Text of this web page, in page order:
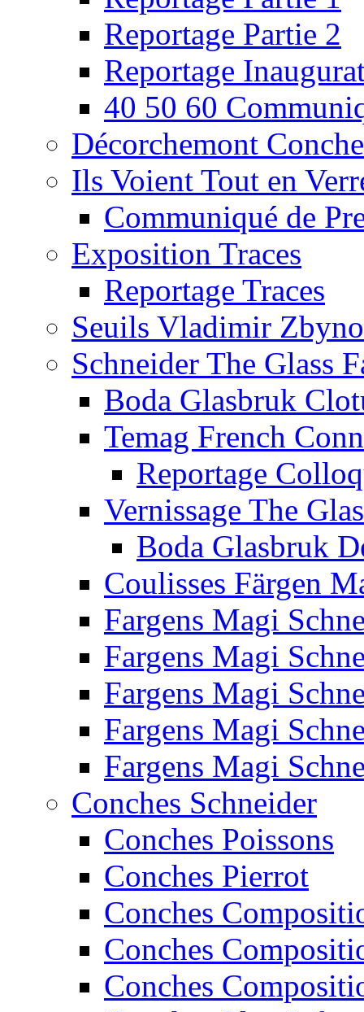
Reportage Partie 2
Reportage
40 50 60
Décorchemont
Ils Voient Tout en
Communiqué de
Exposition Traces
Reportage Traces
Seuils Vladimir
Schneider The Glass
Boda Glasbruk
Temag French
Reportage
Vernissage The
Boda Glasbruk
Coulisses Färgen
Fargens Magi
Fargens Magi
Fargens Magi
Fargens Magi
Fargens Magi
Conches Schneider
Conches Poissons
Conches Pierrot
Conches
Conches
Conches